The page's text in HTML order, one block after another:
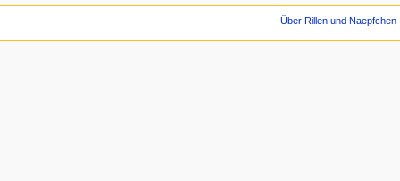
Über Rillen und Naepfchen